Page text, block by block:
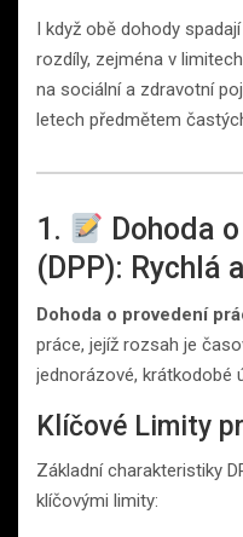
I když obě dohody
rozdíly, zejména v
na sociální a zdravotní
letech předmětem
1.
Dohoda
(DPP): Rychlá
Dohoda o provedení
práce, jejíž rozsah je
jednorázové, krátkodobé
Klíčové Limity
Základní charakteristiky
klíčovými limity: